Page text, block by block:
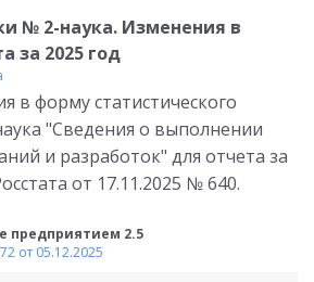
№ 2-наука. Изменения в
за 2025 год
в форму статистического
"Сведения о выполнении
и разработок" для отчета за
от 17.11.2025 № 640.
предприятием 2.5
от 05.12.2025